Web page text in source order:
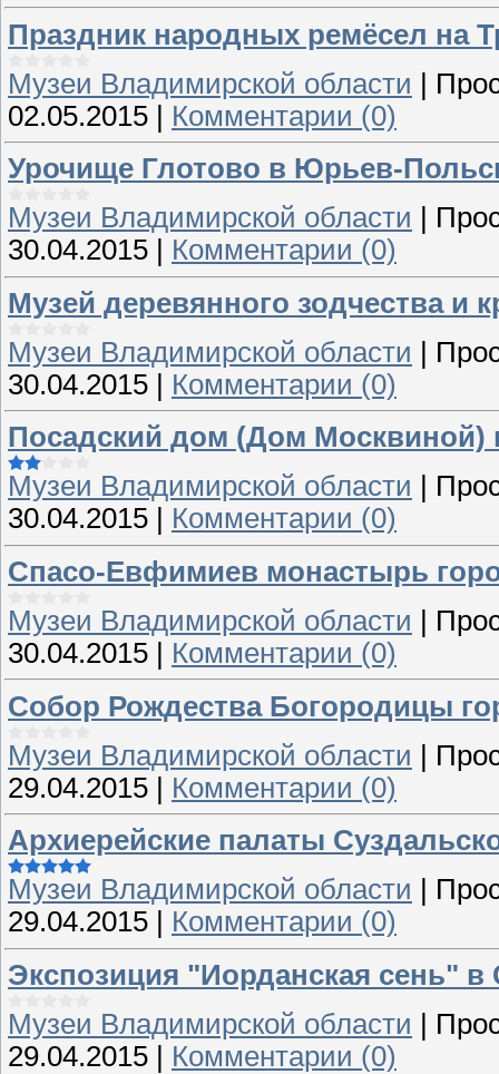
Праздник народных ремёсел на
Музеи Владимирской области |
02.05.2015 | Комментарии (0)
Урочище Глотово в Юрьев-
Музеи Владимирской области
30.04.2015
Комментарии (0)
Музей деревянного зодчества и
Музеи Владимирской области
30.04.2015
Комментарии (0)
Посадский дом (Дом Москвиной)
Музеи Владимирской области
30.04.2015
Комментарии (0)
Спасо-Евфимиев монастырь
Музеи Владимирской области
30.04.2015
Комментарии (0)
Собор Рождества Богородицы
Музеи Владимирской области |
29.04.2015 | Комментарии (0)
Архиерейские палаты
Музеи Владимирской области
29.04.2015
Комментарии (0)
Экспозиция "Иорданская сень"
Музеи Владимирской области
29.04.2015
Комментарии (0)